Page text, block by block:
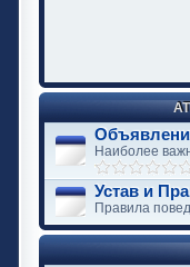
Наиболее
Устав и
Правила